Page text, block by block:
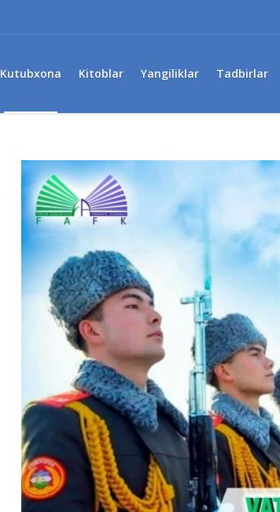
Kutubxona Kitoblar Yangiliklar Tadbirlar